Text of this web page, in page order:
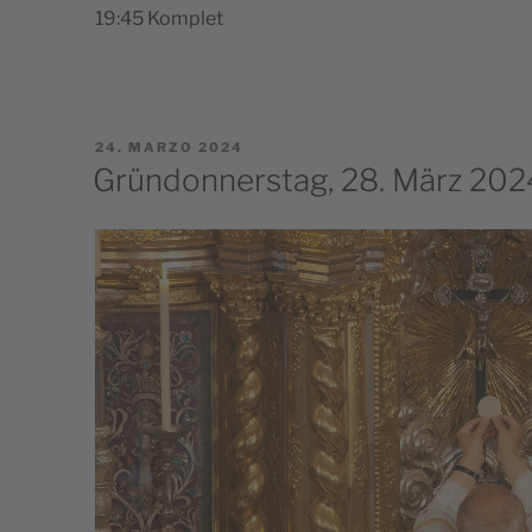
19:45 Kom­plet
PUBBLICATO
IL
24. MARZO 2024
Gründonnerstag, 28. März